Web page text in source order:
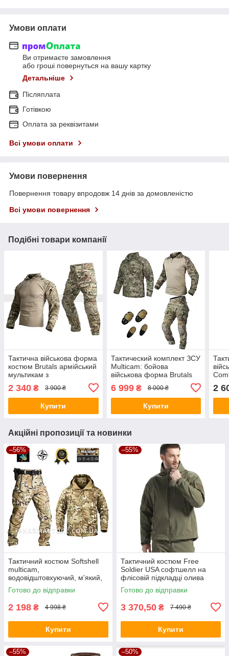
Умови оплати
Ви отримаєте замовлення
або гроші повернуться на вашу картку
Детальніше
Післяплата
Готівкою
Оплата за реквізитами
Всі умови оплати
Умови повернення
Повернення товару впродовж 14 днів за домовленістю
Всі умови повернення
Подібні товари компанії
Тактична військова форма
костюм Brutals армійський
мультикам з
налокітниками
2 340 ₴ 3 900 ₴
Купити
Тактический комплект ЗСУ
Multicam: бойова
військова форма Brutals
G3 + вставні наколінники і
налокотники + куртка
Shark Softshell
6 999₴ 8 000 ₴
Купити
2
Акційні пропозиції та новинки
–56%
Тактичний костюм Softshell
multicam,
водовідштовхуючий, м'який,
непродувний, мультикам
демісезон
Готово до відправки
2 198 ₴ 4 998 ₴
Купити
–55%
Тактичний костюм Free
Soldier USA софтшелл на
флісовій підкладці олива
Готово до відправки
3 370,50 ₴ 7 490 ₴
Купити
–55% –50%